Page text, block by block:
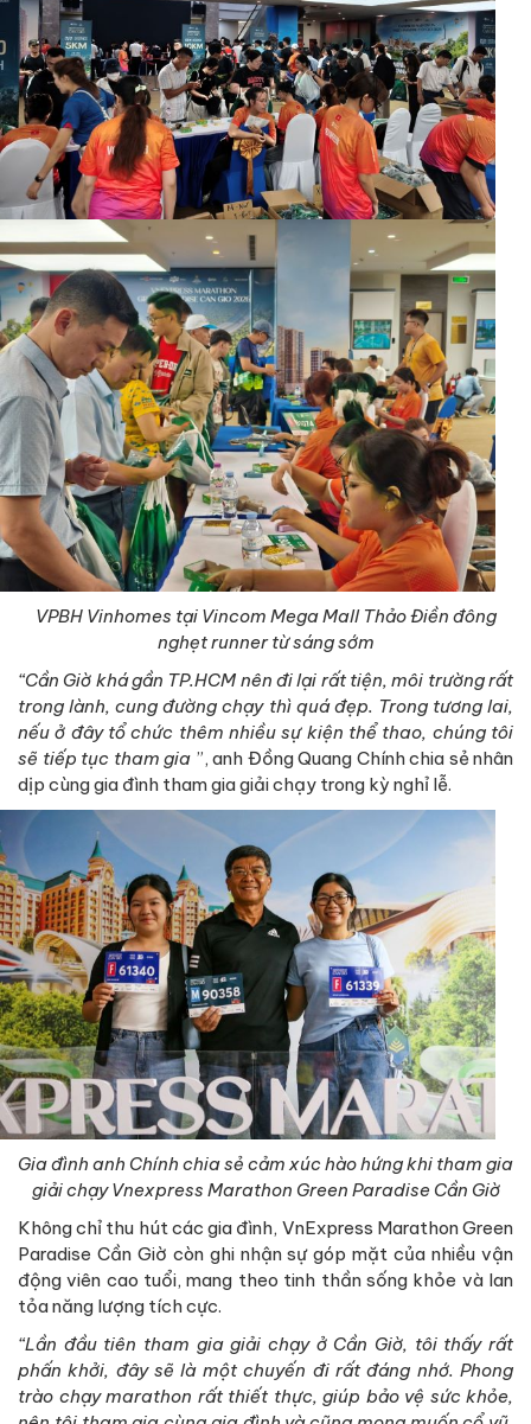
VPBH Vinhomes tại Vincom Mega Mall Thảo Điền đông
nghẹt runner từ sáng sớm
“Cần Giờ khá gần TP.HCM nên đi lại rất tiện, môi trường rất
trong lành, cung đường chạy thì quá đẹp. Trong tương lai,
nếu ở đây tổ chức thêm nhiều sự kiện thể thao, chúng tôi
sẽ tiếp tục tham gia ”, anh Đồng Quang Chính chia sẻ nhân
dịp cùng gia đình tham gia giải chạy trong kỳ nghỉ lễ.
Gia đình anh Chính chia sẻ cảm xúc hào hứng khi tham gia
giải chạy Vnexpress Marathon Green Paradise Cần Giờ
Không chỉ thu hút các gia đình, VnExpress Marathon Green
Paradise Cần Giờ còn ghi nhận sự góp mặt của nhiều vận
động viên cao tuổi, mang theo tinh thần sống khỏe và lan
tỏa năng lượng tích cực.
“Lần đầu tiên tham gia giải chạy ở Cần Giờ, tôi thấy rất
phấn khởi, đây sẽ là một chuyến đi rất đáng nhớ. Phong
trào chạy marathon rất thiết thực, giúp bảo vệ sức khỏe,